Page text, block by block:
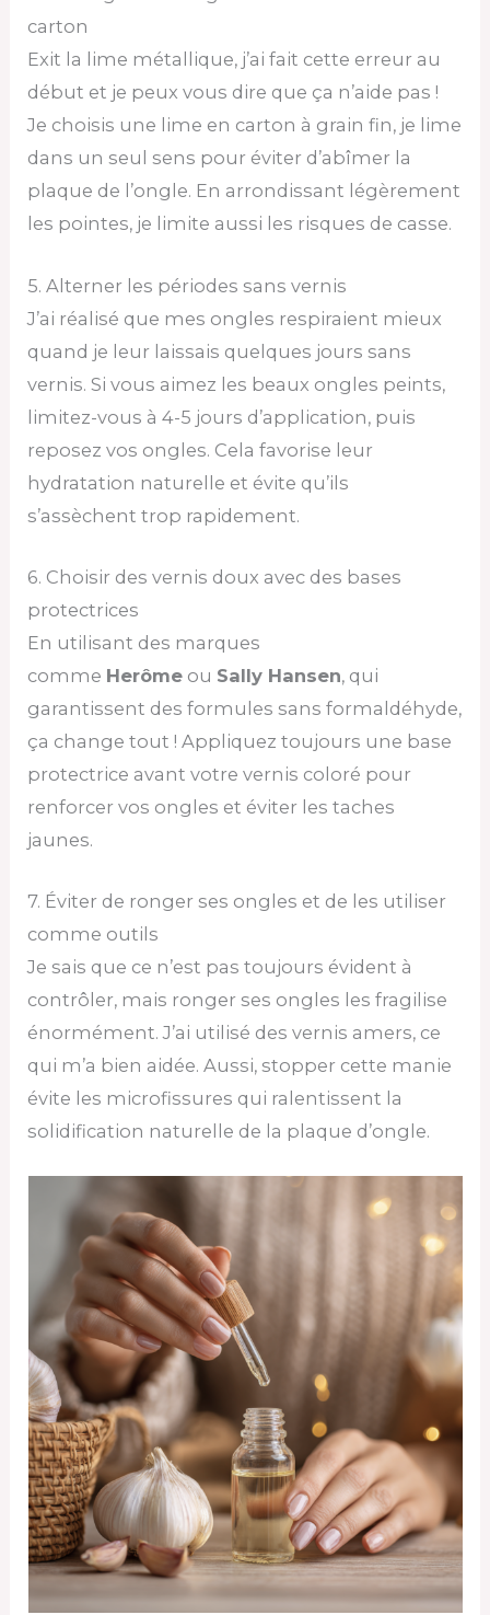
carton
Exit la lime métallique, j’ai fait cette erreur au
début et je peux vous dire que ça n’aide pas !
Je choisis une lime en carton à grain fin, je lime
dans un seul sens pour éviter d’abîmer la
plaque de l’ongle. En arrondissant légèrement
les pointes, je limite aussi les risques de casse.
5. Alterner les périodes sans vernis
J’ai réalisé que mes ongles respiraient mieux
quand je leur laissais quelques jours sans
vernis. Si vous aimez les beaux ongles peints,
limitez-vous à 4-5 jours d’application, puis
reposez vos ongles. Cela favorise leur
hydratation naturelle et évite qu’ils
s’assèchent trop rapidement.
6. Choisir des vernis doux avec des bases
protectrices
En utilisant des marques
comme Herôme ou Sally Hansen, qui
garantissent des formules sans formaldéhyde,
ça change tout ! Appliquez toujours une base
protectrice avant votre vernis coloré pour
renforcer vos ongles et éviter les taches
jaunes.
7. Éviter de ronger ses ongles et de les utiliser
comme outils
Je sais que ce n’est pas toujours évident à
contrôler, mais ronger ses ongles les fragilise
énormément. J’ai utilisé des vernis amers, ce
qui m’a bien aidée. Aussi, stopper cette manie
évite les microfissures qui ralentissent la
solidification naturelle de la plaque d’ongle.